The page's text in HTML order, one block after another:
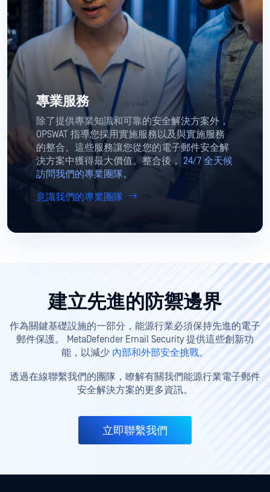
專業服務
除了提供專業知識和可靠的安全解決方案外，
OPSWAT 指導您採用實施服務以及與實施服務
的整合。這些服務讓您從您的電子郵件安全解
決方案中獲得最大價值。整合後， 24/7 全天候
訪問我們的專業團隊。
意識我們的專業團隊
建立先進的防禦邊界
作為關鍵基礎設施的一部分，能源行業必須保持先進的電子
郵件保護。 MetaDefender Email Security 提供這些創新功
能，以減少 內部和外部安全挑戰。
透過在線聯繫我們的團隊，瞭解有關我們能源行業電子郵件
安全解決方案的更多資訊。
立即聯繫我們